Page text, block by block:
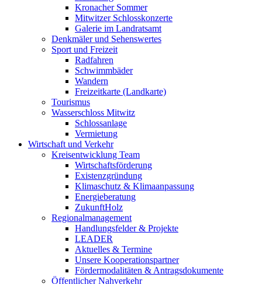
Kronacher Sommer
Mitwitzer Schlosskonzerte
Galerie im Landratsamt
Denkmäler und Sehenswertes
Sport und Freizeit
Radfahren
Schwimmbäder
Wandern
Freizeitkarte (Landkarte)
Tourismus
Wasserschloss Mitwitz
Schlossanlage
Vermietung
Wirtschaft und Verkehr
Kreisentwicklung Team
Wirtschaftsförderung
Existenzgründung
Klimaschutz & Klimaanpassung
Energieberatung
ZukunftHolz
Regionalmanagement
Handlungsfelder & Projekte
LEADER
Aktuelles & Termine
Unsere Kooperationspartner
Fördermodalitäten & Antragsdokumente
Öffentlicher Nahverkehr